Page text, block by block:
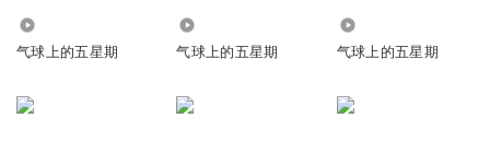
气球上的五星期 气球上的五星期 气球上的五星期